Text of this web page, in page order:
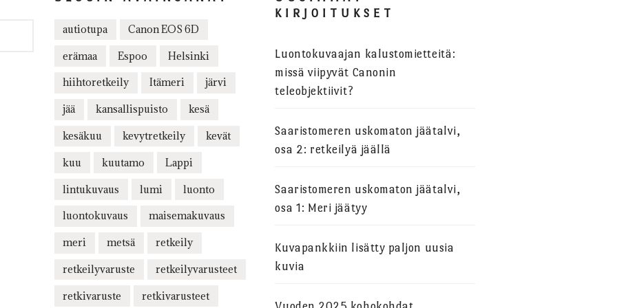
autiotupa Canon EOS 6D
erämaa Espoo Helsinki
hiihtoretkeily Itämeri järvi
jää kansallispuisto kesä
kesäkuu kevytretkeily kevät
kuu kuutamo Lappi
lintukuvaus lumi luonto
luontokuvaus maisemakuvaus
meri metsä retkeily
retkeilyvaruste retkeilyvarusteet
retkivaruste retkivarusteet
KIRJOITUKSET
Luontokuvaajan kalustomietteitä:
missä viipyvät Canonin
teleobjektiivit?
Saaristomeren uskomaton jäätalvi,
osa 2: retkeilyä jäällä
Saaristomeren uskomaton jäätalvi,
osa 1: Meri jäätyy
Kuvapankkiin lisätty paljon uusia
kuvia